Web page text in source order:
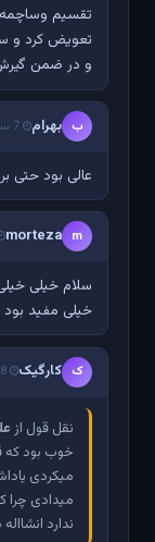
تقسیم وساچمه
تعویض کرد و
و در ضمن
ب بهرام 7 سال پیش
عالی بود حتی
m
morteza
سلام خیلی
خیلی مفید
ک کارگیک 8 سال پیش
نقل قول از
خوب بود که
میکردی
میدادی چرا
ندارد انشااله